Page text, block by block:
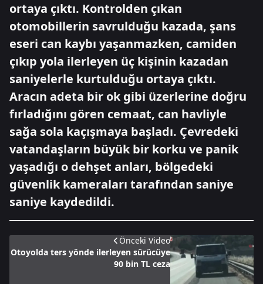
ortaya çıktı. Kontrolden çıkan
otomobillerin savrulduğu kazada, şans
eseri can kaybı yaşanmazken, camiden
çıkıp yola ilerleyen üç kişinin kazadan
saniyelerle kurtulduğu ortaya çıktı.
Aracın adeta bir ok gibi üzerlerine doğru
fırladığını gören cemaat, can havliyle
sağa sola kaçışmaya başladı. Çevredeki
vatandaşların büyük bir korku ve panik
yaşadığı o dehşet anları, bölgedeki
güvenlik kameraları tarafından saniye
saniye kaydedildi.
Önceki Video
Otoyolda ters yönde ilerleyen sürücüye
90 bin TL ceza